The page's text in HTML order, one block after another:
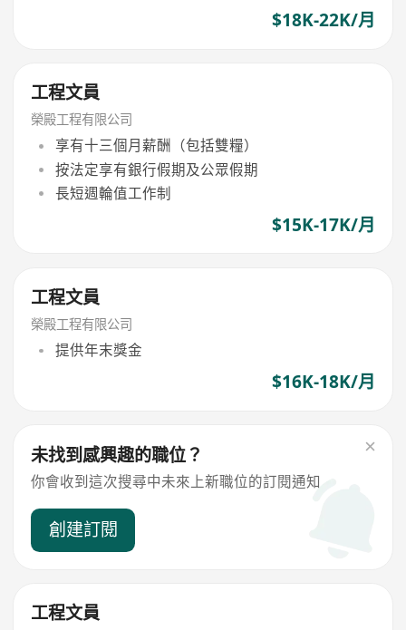
$18K-22K/月
工程文員
榮殿工程有限公司
享有十三個月薪酬（包括雙糧）
按法定享有銀行假期及公眾假期
長短週輪值工作制
$15K-17K/月
工程文員
榮殿工程有限公司
提供年末獎金
$16K-18K/月
未找到感興趣的職位？
你會收到這次搜尋中未來上新職位的訂閱通知
創建訂閱
工程文員